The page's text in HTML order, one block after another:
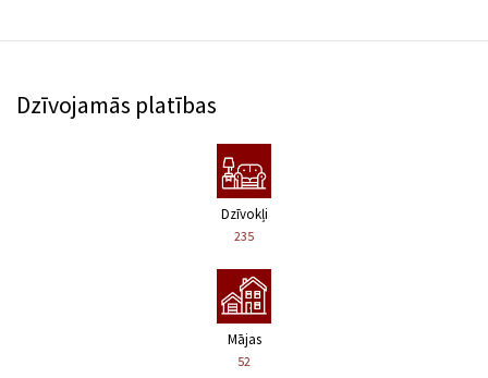
Dzīvojamās platības
Dzīvokļi
235
Mājas
52